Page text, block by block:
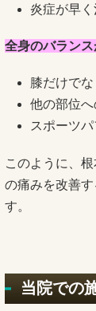
炎症が早く
全身のバラン
膝だけで
他の部位
スポーツ
このように、
の痛みを改善
す。
当院での